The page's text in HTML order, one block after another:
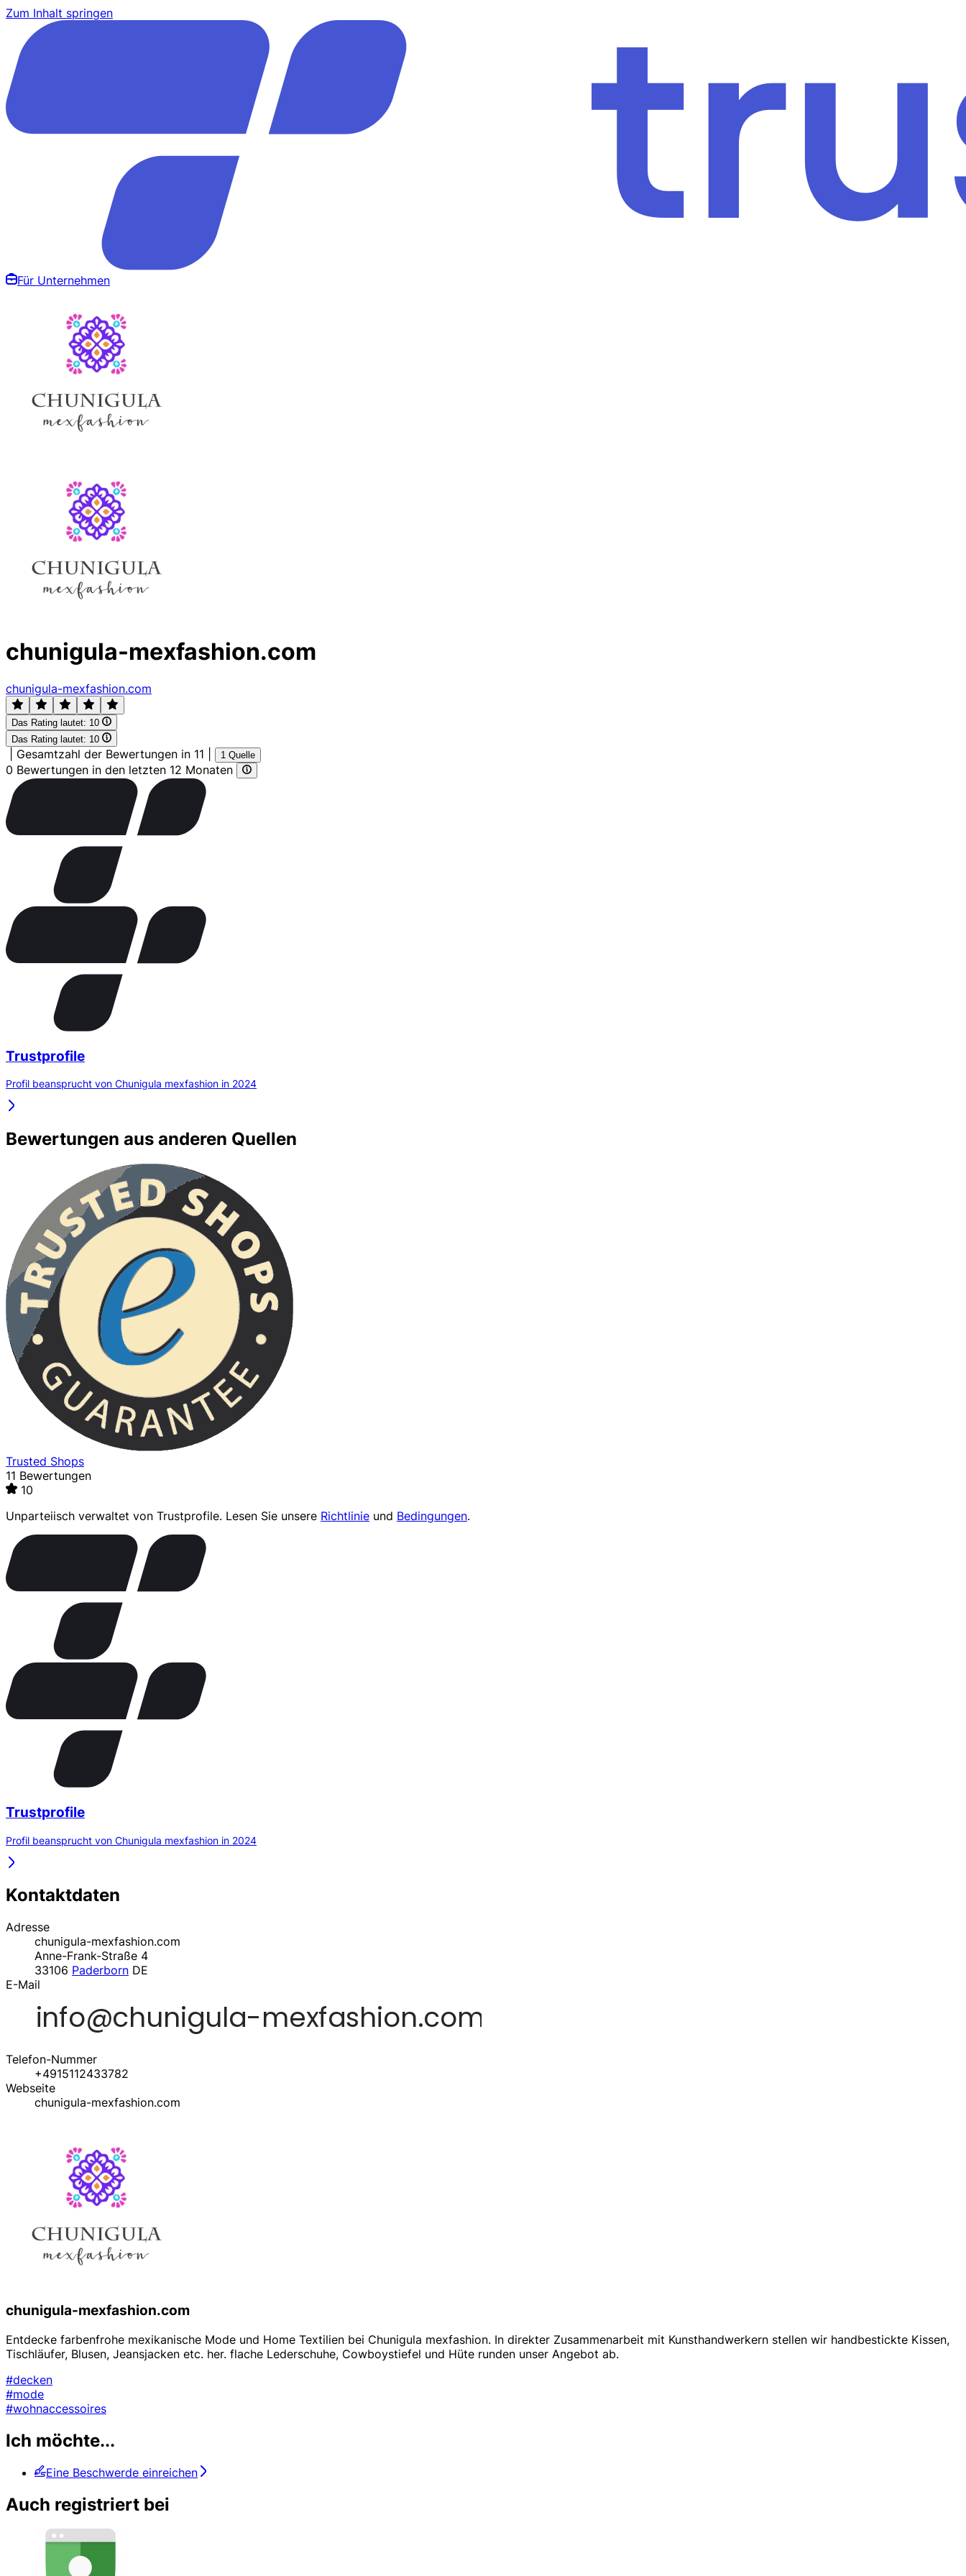
Zum Inhalt springen
Für Unternehmen
chunigula-mexfashion.com
chunigula-mexfashion.com
Das Rating lautet: 10
Das Rating lautet: 10
Gesamtzahl der Bewertungen in 11 1 Quelle
0 Bewertungen in den letzten 12 Monaten
Trustprofile
Profil beansprucht von Chunigula mexfashion in 2024
Bewertungen aus anderen Quellen
Trusted Shops
11 Bewertungen
10
Unparteiisch verwaltet von Trustprofile. Lesen Sie unsere Richtlinie und Bedingungen.
Trustprofile
Profil beansprucht von Chunigula mexfashion in 2024
Kontaktdaten
Adresse
chunigula-mexfashion.com
Anne-Frank-Straße 4
33106 Paderborn DE
E-Mail
Telefon-Nummer
+4915112433782
Webseite
chunigula-mexfashion.com
chunigula-mexfashion.com
Entdecke farbenfrohe mexikanische Mode und Home Textilien bei Chunigula mexfashion. In direkter Zusammenarbeit mit Kunsthandwerkern stellen wir handbestickte Kissen,
Tischläufer, Blusen, Jeansjacken etc. her. flache Lederschuhe, Cowboystiefel und Hüte runden unser Angebot ab.
#decken
#mode
#wohnaccessoires
Ich möchte...
Eine Beschwerde einreichen
Auch registriert bei